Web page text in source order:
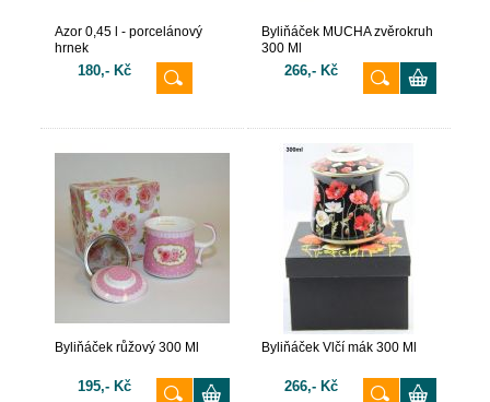
Azor 0,45 l - porcelánový
hrnek
180,- Kč
Byliňáček MUCHA zvěrokruh
300 Ml
266,- Kč
Byliňáček růžový 300 Ml
195,- Kč
Byliňáček Vlčí mák 300 Ml
266,- Kč